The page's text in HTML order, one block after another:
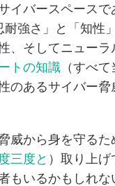
イバースペース
強さ」と「知性
、そしてニューラ
トの知識 （すべ
のあるサイバー
威から身を守る
三度と ）取り上
もいるかもしれな